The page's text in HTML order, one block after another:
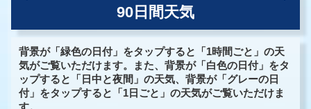
90日間天気
背景が「緑色の日付」をタップすると「1時間ごと」の天
気がご覧いただけます。また、背景が「白色の日付」をタ
ップすると「日中と夜間」の天気、背景が「グレーの日
付」をタップすると「1日ごと」の天気がご覧いただけま